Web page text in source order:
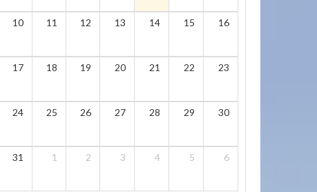
10 11 12 13 14 15 16
17 18 19 20 21 22 23
24 25 26 27 28 29 30
31 1 2 3 4 5 6